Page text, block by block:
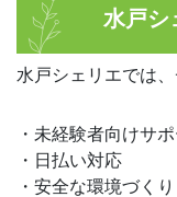
水戸シ
水戸シェリエでは
・未経験者向けサポ
・日払い対応
・安全な環境づくり